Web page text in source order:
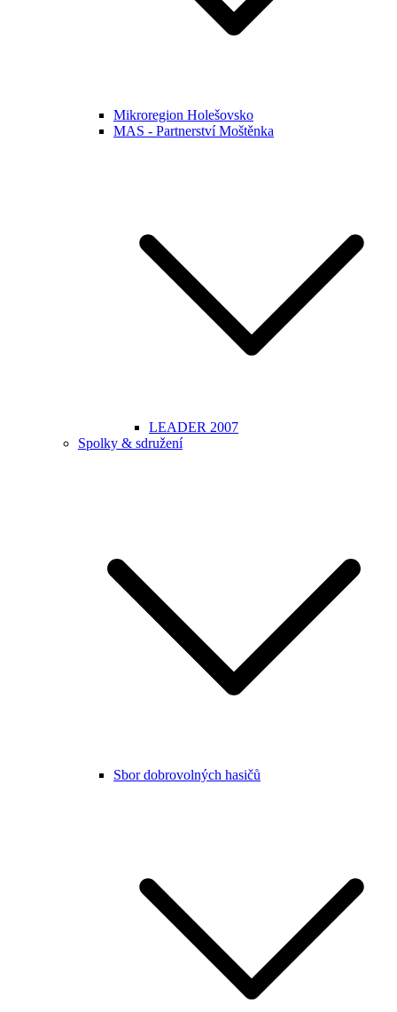
Mikroregion Holešovsko
MAS - Partnerství Moštěnka
LEADER 2007
Spolky & sdružení
Sbor dobrovolných hasičů